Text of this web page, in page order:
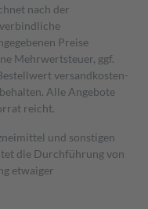
nach der
Preise
Mehrwertsteuer, ggf.
versand­kosten­
Alle Angebote
reicht.
und sonstigen
die Durchführung von
etwaiger